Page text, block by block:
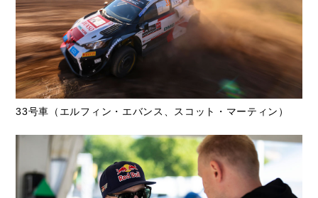
33号車（エルフィン・エバンス、スコット・マーティン）